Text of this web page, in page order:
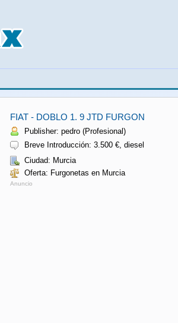
FIAT - DOBLO 1. 9 JTD FURGON
Publisher: pedro (Profesional)
Breve Introducción: 3.500 €, diesel
Ciudad: Murcia
Oferta: Furgonetas en Murcia
Anuncio